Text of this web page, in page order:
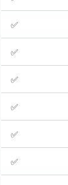
✅
✅
✅
✅
✅
✅